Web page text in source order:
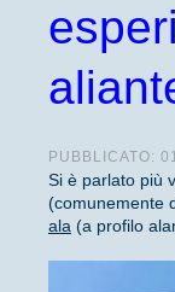
PUBBLICATO:
Si è parlato più
(comunemente
ala (a profilo